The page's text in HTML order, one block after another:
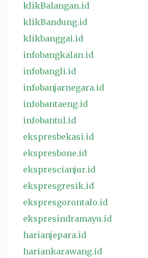
klikBalangan.id
klikBandung.id
klikbanggai.id
infobangkalan.id
infobangli.id
infobanjarnegara.id
infobantaeng.id
infobantul.id
ekspresbekasi.id
ekspresbone.id
eksprescianjur.id
ekspresgresik.id
ekspresgorontalo.id
ekspresindramayu.id
harianjepara.id
hariankarawang.id